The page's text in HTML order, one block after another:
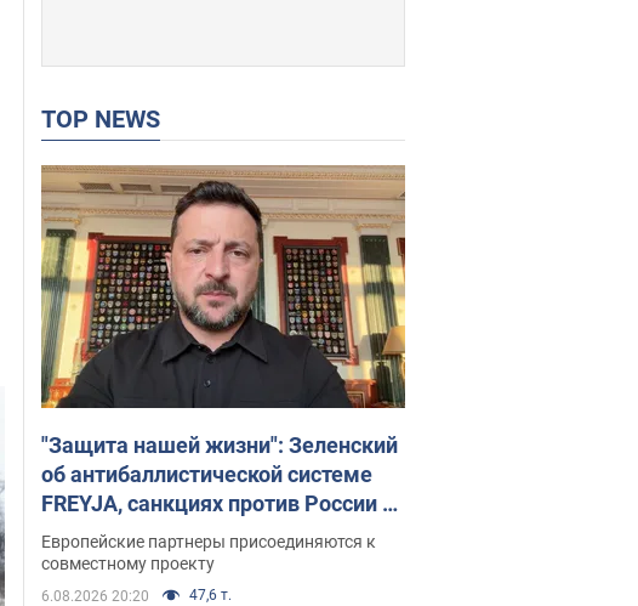
TOP NEWS
"Защита нашей жизни": Зеленский
об антибаллистической системе
FREYJA, санкциях против России и
поддержке аграриев. Видео
Европейские партнеры присоединяются к
совместному проекту
6.08.2026 20:20 47,6 т.